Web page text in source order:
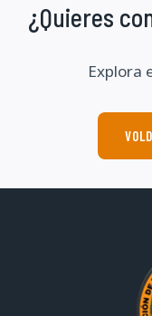
¿Quieres
Explora